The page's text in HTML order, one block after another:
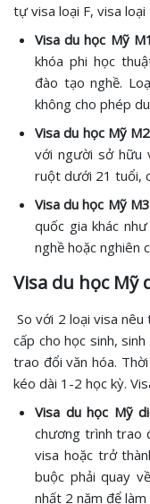
tự visa loại F, visa
Visa du học Mỹ M1
khóa phi học
đào tạo nghề.
không cho phép
Visa du học Mỹ M2
với người sở hữu
ruột dưới 21 tuổi,
Visa du học Mỹ M3
quốc gia khác
nghề hoặc nghiên
Visa du học Mỹ
So với 2 loại visa
cấp cho học sinh,
trao đổi văn hóa. Thời
kéo dài 1-2 học kỳ.
Visa du học Mỹ
chương trình trao
visa hoặc trở
buộc phải quay
nhất 2 năm để